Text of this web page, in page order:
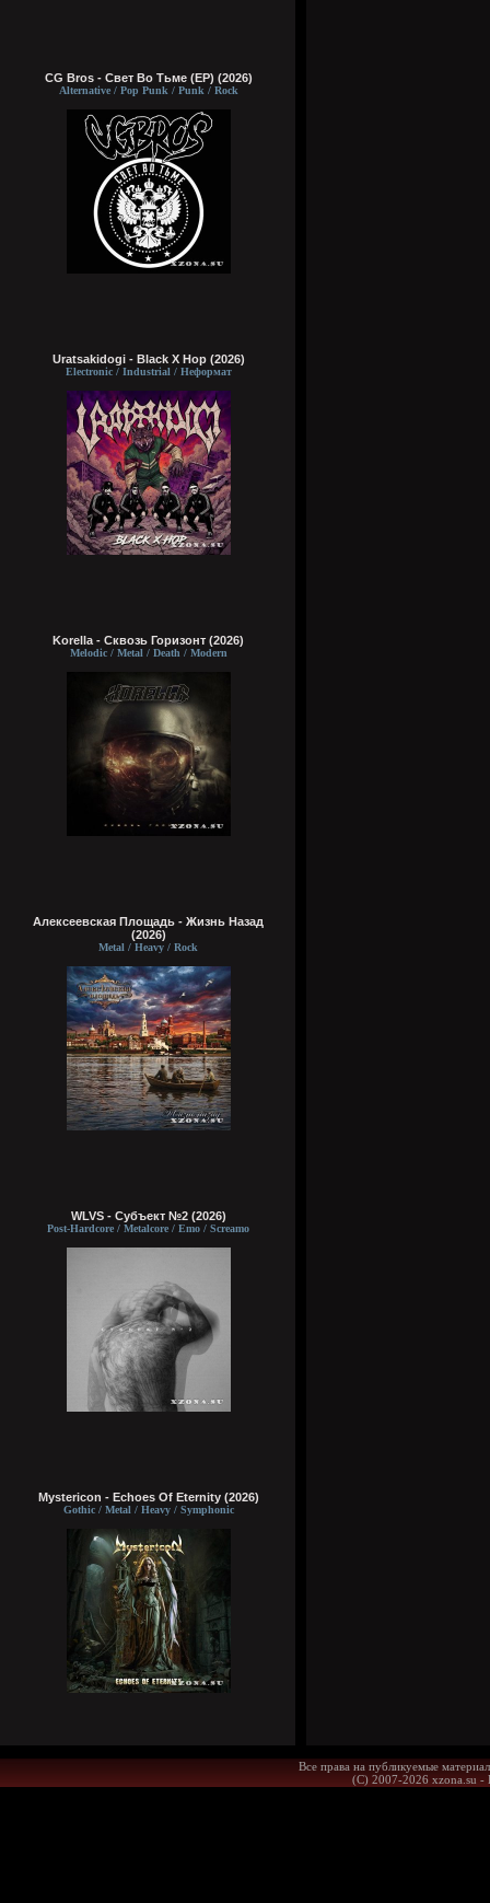
CG Bros - Свет Во Тьме (EP) (2026)
Alternative / Pop Punk / Punk / Rock
Uratsakidogi - Black X Hop (2026)
Electronic / Industrial / Неформат
Korella - Сквозь Горизонт (2026)
Melodic / Metal / Death / Modern
Алексеевская Площадь - Жизнь Назад
(2026)
Metal / Heavy / Rock
WLVS - Субъект №2 (2026)
Post-Hardcore / Metalcore / Emo / Screamo
Mystericon - Echoes Of Eternity (2026)
Gothic / Metal / Heavy / Symphonic
Все права на публикуемые
(С) 2007-2026 xzona.su -